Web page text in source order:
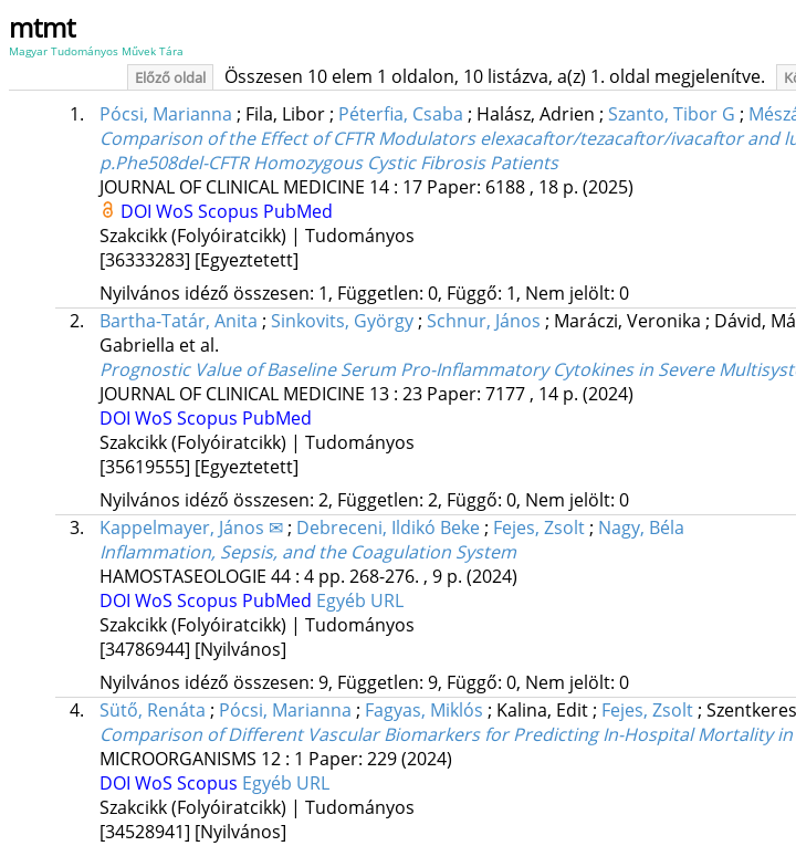
mtmt
Magyar Tudományos Művek Tára
Előző oldal Összesen 10 elem 1 oldalon, 10 listázva, a(z) 1. oldal megjelenítve.
1. Pócsi, Marianna ; Fila, Libor; Péterfia, Csaba ; Halász, Adrien ; Szanto, Tibor G ;
Comparison of the Effect of CFTR Modulators elexacaftor/tezacaftor/ivacaftor
p.Phe508del-CFTR Homozygous Cystic Fibrosis Patients
JOURNAL OF CLINICAL MEDICINE 14: 17 Paper: 6188 , 18 p. (2025)
DOI WoS Scopus PubMed
Szakcikk (Folyóiratcikk) | Tudományos
[36333283] [Egyeztetett]
Nyilvános idéző összesen: 1, Független: 0, Függő: 1, Nem jelölt: 0
2.
Bartha-Tatár, Anita ; Sinkovits, György; Schnur, János ; Maráczi, Veronika ; Dávid,
Gabriella et al.
Prognostic Value of Baseline Serum Pro-Inflammatory Cytokines in Severe
JOURNAL OF CLINICAL MEDICINE 13: 23 Paper: 7177 , 14 p. (2024)
DOI WoS Scopus PubMed
Szakcikk (Folyóiratcikk) | Tudományos
[35619555] [Egyeztetett]
Nyilvános idéző összesen: 2, Független: 2, Függő: 0, Nem jelölt: 0
3.
Kappelmayer, János ✉; Debreceni, Ildikó Beke; Fejes, Zsolt; Nagy, Béla
Inflammation, Sepsis, and the Coagulation System
HAMOSTASEOLOGIE 44: 4 pp. 268-276. , 9 p. (2024)
DOI WoS Scopus PubMed Egyéb URL
Szakcikk (Folyóiratcikk) | Tudományos
[34786944] [Nyilvános]
Nyilvános idéző összesen: 9, Független: 9, Függő: 0, Nem jelölt: 0
4.
Sütő, Renáta ; Pócsi, Marianna ; Fagyas, Miklós ; Kalina, Edit; Fejes, Zsolt;
Comparison of Different Vascular Biomarkers for Predicting In-Hospital Mortality in
MICROORGANISMS 12: 1 Paper: 229(2024)
DOI WoS Scopus Egyéb URL
Szakcikk (Folyóiratcikk) | Tudományos
[34528941] [Nyilvános]